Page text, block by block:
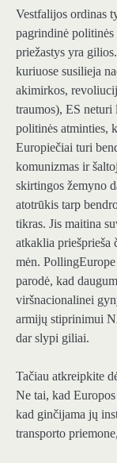
Vestfalijos ordinas
pagrindinė politinės
priežastys yra
kuriuose susilieja
akimirkos,
traumos), ES
politinės atminties,
Europiečiai turi
komunizmas ir
skirtingos žemyno
atotrūkis tarp
tikras. Jis maitina
atkaklia priešprieša
mėn.
parodė, kad
viršnacionalinei
armijų stiprinimui
dar slypi giliai.
Tačiau atkreipkite
Ne tai, kad
kad ginčijama jų
transporto